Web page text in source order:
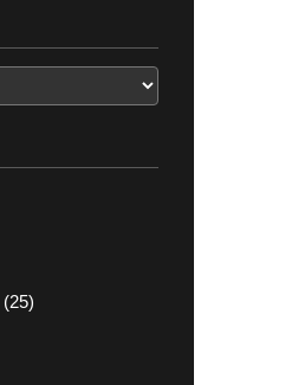
(25)